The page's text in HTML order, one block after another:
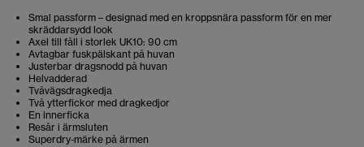
Smal passform – designad med en kroppsnära passform för en mer
skräddarsydd look
Axel till fåll i storlek UK10: 90 cm
Avtagbar fuskpälskant på huvan
Justerbar dragsnodd på huvan
Helvadderad
Tvåvägsdragkedja
Två ytterfickor med dragkedjor
En innerficka
Resår i ärmsluten
Superdry-märke på ärmen